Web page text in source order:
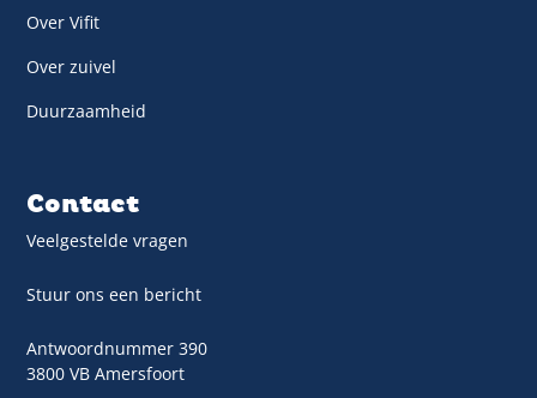
Over Vifit
Over zuivel
Duurzaamheid
Contact
Veelgestelde vragen
Stuur ons een bericht
Antwoordnummer 390
3800 VB Amersfoort